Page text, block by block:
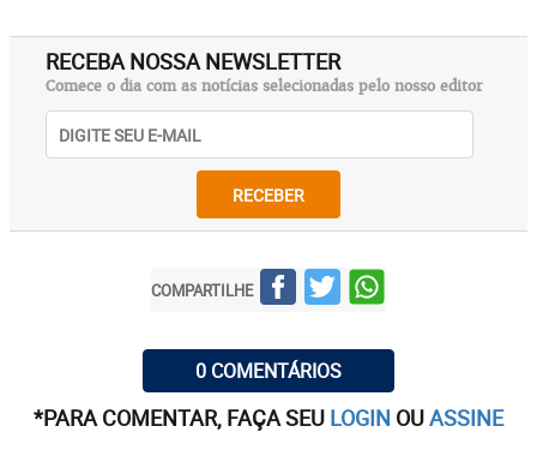
RECEBA NOSSA NEWSLETTER
Comece o dia com as notícias selecionadas pelo nosso editor
RECEBER
COMPARTILHE
0 COMENTÁRIOS
*PARA COMENTAR, FAÇA SEU LOGIN OUASSINE